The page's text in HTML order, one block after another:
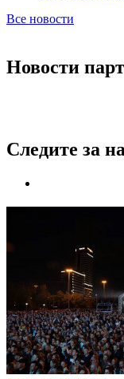
Все новости
Новости
Следите за